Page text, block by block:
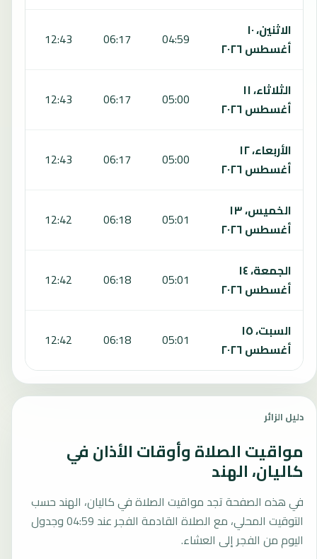
الاثنين، ١٠
أغسطس ٢٠٢٦
04:59
06:17
12:43
الثلاثاء، ١١
أغسطس ٢٠٢٦
05:00
06:17
12:43
الأربعاء، ١٢
أغسطس ٢٠٢٦
05:00
06:17
12:43
الخميس، ١٣
أغسطس ٢٠٢٦
05:01
06:18
12:42
الجمعة، ١٤
أغسطس ٢٠٢٦
05:01
06:18
12:42
السبت، ١٥
أغسطس ٢٠٢٦
05:01
06:18
12:42
دليل الزائر
مواقيت الصلاة وأوقات الأذان في
كاليان، الهند
في هذه الصفحة تجد مواقيت الصلاة في كاليان، الهند حسب
التوقيت المحلي، مع الصلاة القادمة الفجر عند 04:59 وجدول
اليوم من الفجر إلى العشاء.